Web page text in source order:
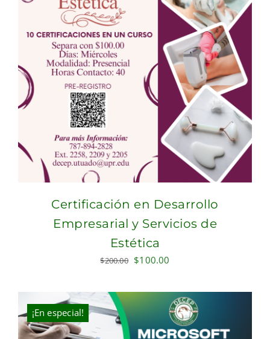
Certificación en Desarrollo
Empresarial y Servicios de
Estética
$200.00 Original
was:
$200.00.
$100.00
is:
$100.00.
¡En especial!